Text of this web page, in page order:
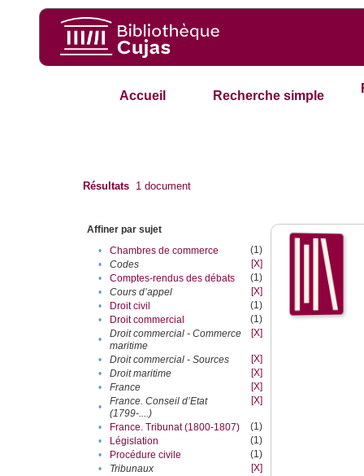
Accueil Recherche simple
Résultats 1 document
Affiner par sujet
•
Chambres de commerce
(1)
•
Codes
[X]
•
Comptes-rendus des débats
(1)
•
Cours d’appel
[X]
•
Droit civil
(1)
•
Droit commercial
(1)
•
Droit commercial - Commerce
maritime
[X]
• Droit commercial - Sources
[X]
•
Droit maritime
[X]
•
France
[X]
•
France. Conseil d’Etat
(1799-....)
[X]
• France. Tribunat (1800-1807)
(1)
•
Législation
(1)
•
Procédure civile
(1)
•
Tribunaux
[X]